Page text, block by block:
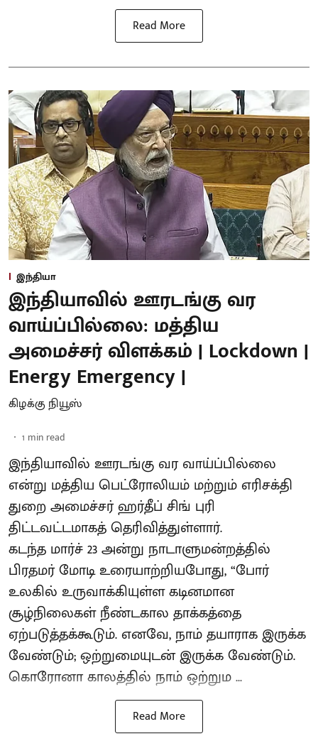
Read More
இந்தியா
இந்தியாவில் ஊரடங்கு வர
வாய்ப்பில்லை: மத்திய
அமைச்சர் விளக்கம் | Lockdown |
Energy Emergency |
கிழக்கு நியூஸ்
1 min read
இந்தியாவில் ஊரடங்கு வர வாய்ப்பில்லை
என்று மத்திய பெட்ரோலியம் மற்றும் எரிசக்தி
துறை அமைச்சர் ஹர்தீப் சிங் புரி
திட்டவட்டமாகத் தெரிவித்துள்ளார்.
கடந்த மார்ச் 23 அன்று நாடாளுமன்றத்தில்
பிரதமர் மோடி உரையாற்றியபோது, “போர்
உலகில் உருவாக்கியுள்ள கடினமான
சூழ்நிலைகள் நீண்டகால தாக்கத்தை
ஏற்படுத்தக்கூடும். எனவே, நாம் தயாராக இருக்க
வேண்டும்; ஒற்றுமையுடன் இருக்க வேண்டும்.
கொரோனா காலத்தில் நாம் ஒற்றும ...
Read More